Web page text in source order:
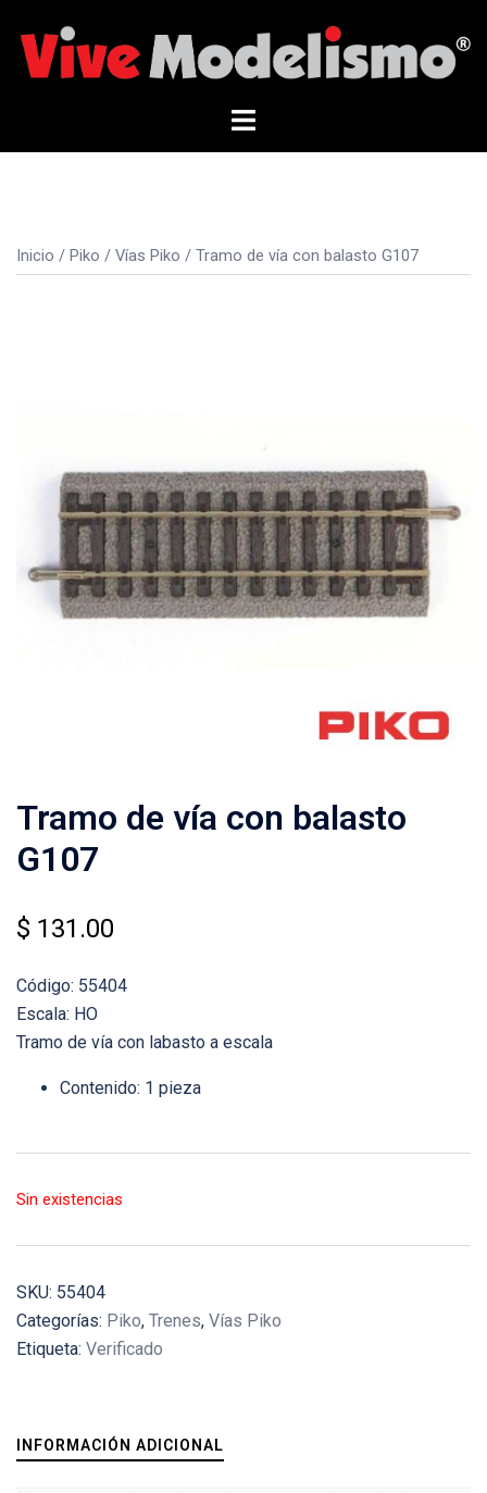
contenido
Alternar
Inicio / Piko / Vías Piko / Tramo de vía con balasto G107
Tramo de vía con balasto
G107
$ 131.00
Código: 55404
Escala: HO
Tramo de vía con labasto a escala
Contenido: 1 pieza
Sin existencias
SKU: 55404
Categorías: Piko, Trenes, Vías Piko
Etiqueta: Verificado
INFORMACIÓN ADICIONAL